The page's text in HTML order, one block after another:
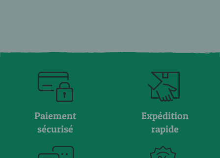
Paiement
sécurisé
Expédition
rapide